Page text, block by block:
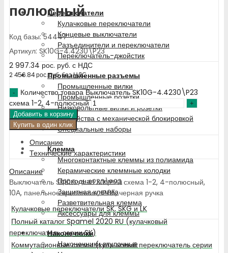
Переключатели
Кулачковые переключатели
Концевые выключатели
Разъединители и переключатели
Переключатель-джойстик
Промышленные разъемы
Промышленные вилки
Промышленные розетки
Низковольтные вилки и розетки
Устройства с механической блокировкой
Специальные наборы
Клемма
Многоконтактные клеммы из полиамида
Керамические клеммные колодки
Проходная клемма
Защитная клемма
Разветвительная клемма
Аксессуары для клеммы
Наконечники
Наконечники втулочные
полюсный
Код базы: 54447
Артикул: SK10G-4.4230\P23
2 997.34 рос. руб. с НДС
2 456.84рос. руб.без НДС
Количество товара Выключатель SK10G-4.4230\P23
схема 1-2, 4-полюсный
Добавить в корзину
Купить в один клик
Описание
Технические характеристики
Описание
Выключатель SK10G-4.4230\P23 схема 1-2, 4-полюсный,
10А, панельное крепление, IP65, черная ручка
Кулачковые переключатели SK, SKG и LK
Полный каталог Spamel 2020 RU (кулачковый
переключатель серии SK)
Коммутационные схемы (кулачковый переключатель серии